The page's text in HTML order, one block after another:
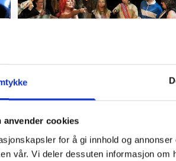
anvender cookies
for å gi innhold og
vår. Vi deler dessuten informasjon